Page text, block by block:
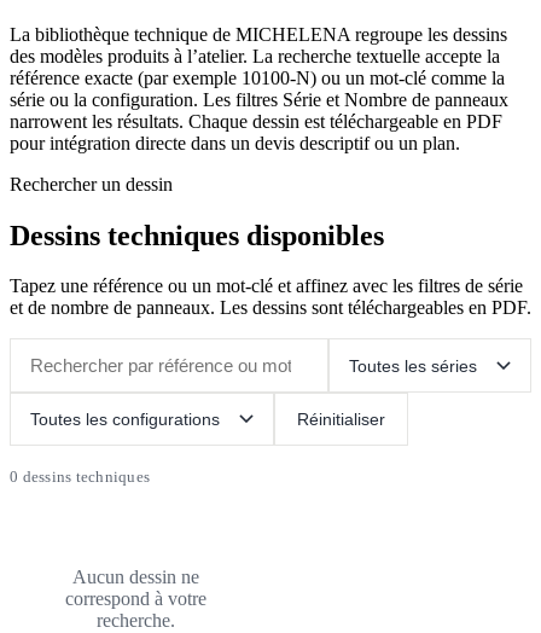
La bibliothèque technique de MICHELENA regroupe les dessins
des modèles produits à l’atelier. La recherche textuelle accepte la
référence exacte (par exemple 10100-N) ou un mot-clé comme la
série ou la configuration. Les filtres Série et Nombre de panneaux
narrowent les résultats. Chaque dessin est téléchargeable en PDF
pour intégration directe dans un devis descriptif ou un plan.
Rechercher un dessin
Dessins techniques disponibles
Tapez une référence ou un mot-clé et affinez avec les filtres de série
et de nombre de panneaux. Les dessins sont téléchargeables en PDF.
Réinitialiser
0 dessins techniques
Aucun dessin ne
correspond à votre
recherche.